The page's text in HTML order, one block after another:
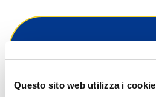
Questo sito web utilizza i cookie
Hai bisogno di
informazioni?